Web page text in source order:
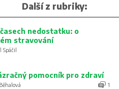
Další z rubriky:
nedostatku: o
stravování
Spáčil
pomocník pro zdraví
1